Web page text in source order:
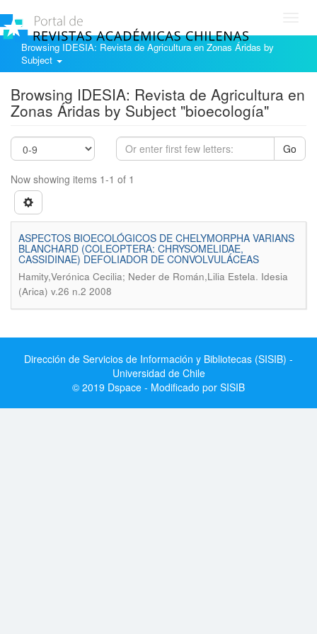
Browsing IDESIA: Revista de Agricultura en Zonas Áridas by
Subject
Browsing IDESIA: Revista de Agricultura en
Zonas Áridas by Subject "bioecología"
Go
Now showing items 1-1 of 1
ASPECTOS BIOECOLÓGICOS DE CHELYMORPHA VARIANS
BLANCHARD (COLEOPTERA: CHRYSOMELIDAE,
CASSIDINAE) DEFOLIADOR DE CONVOLVULÁCEAS
Hamity,Verónica Cecilia; Neder de Román,Lilia Estela. Idesia
(Arica) v.26 n.2 2008
Dirección de Servicios de Información y Bibliotecas (SISIB) -
Universidad de Chile
© 2019 Dspace - Modificado por SISIB